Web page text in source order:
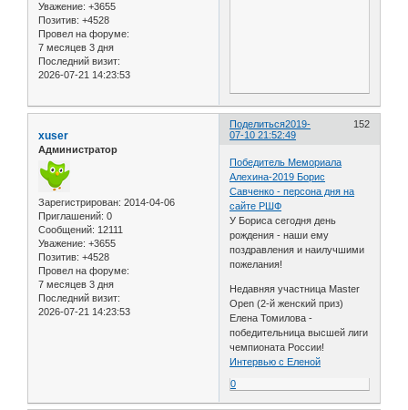
Уважение: +3655
Позитив: +4528
Провел на форуме:
7 месяцев 3 дня
Последний визит:
2026-07-21 14:23:53
Поделиться 152
2019-
07-10 21:52:49
xuser
Администратор
Зарегистрирован: 2014-04-06
Приглашений: 0
Сообщений: 12111
Уважение: +3655
Позитив: +4528
Провел на форуме:
7 месяцев 3 дня
Последний визит:
2026-07-21 14:23:53
Победитель Мемориала
Алехина-2019 Борис
Савченко - персона дня на
сайте РШФ
У Бориса сегодня день
рождения - наши ему
поздравления и наилучшими
пожелания!
Недавняя участница Master
Open (2-й женский приз)
Елена Томилова -
победительница высшей лиги
чемпионата России!
Интервью с Еленой
0